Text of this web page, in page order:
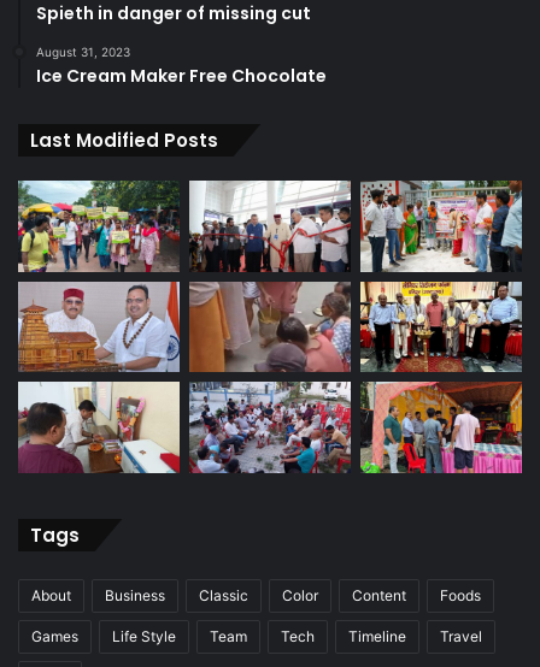
Spieth in danger of missing cut
August 31, 2023
Ice Cream Maker Free Chocolate
Last Modified Posts
Tags
About Business Classic Color Content Foods
Games Life Style Team Tech Timeline Travel